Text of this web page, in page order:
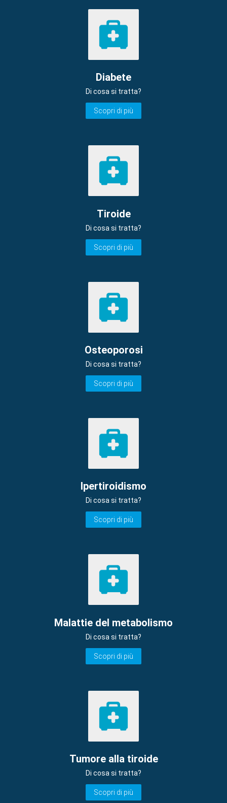
Diabete
Di cosa si tratta?
Scopri di più
Tiroide
Di cosa si tratta?
Scopri di più
Osteoporosi
Di cosa si tratta?
Scopri di più
Ipertiroidismo
Di cosa si tratta?
Scopri di più
Malattie del metabolismo
Di cosa si tratta?
Scopri di più
Tumore alla tiroide
Di cosa si tratta?
Scopri di più